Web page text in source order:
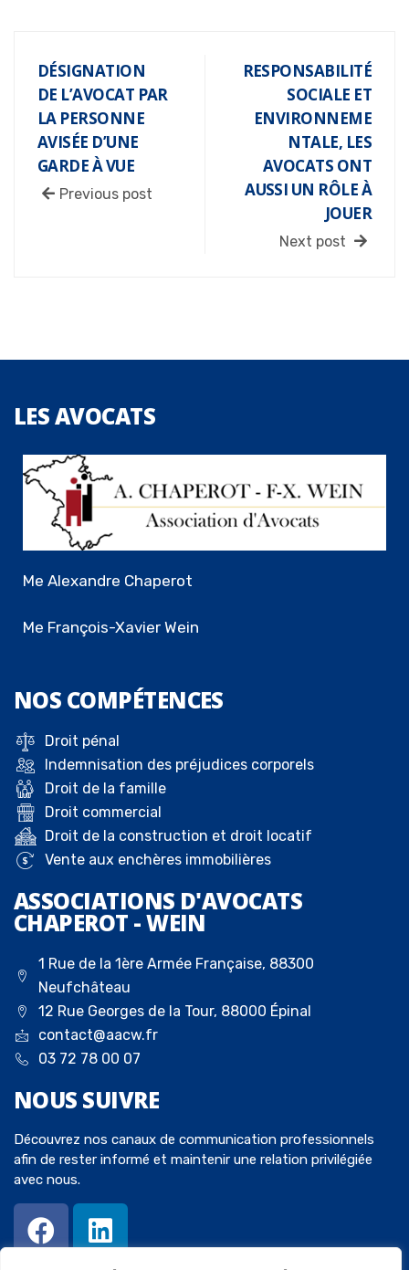
DÉSIGNATION
DE L’AVOCAT PAR
LA PERSONNE
AVISÉE D’UNE
GARDE À VUE
Previous post
RESPONSABILITÉ
SOCIALE ET
ENVIRONNEME
NTALE, LES
AVOCATS ONT
AUSSI UN RÔLE À
JOUER
Next post
LESAVOCATS
Me Alexandre Chaperot
Me François-Xavier Wein
NOS COMPÉTENCES
Droit pénal
Indemnisation des préjudices corporels
Droit de la famille
Droit commercial
Droit de la construction et droit locatif
Vente aux enchères immobilières
ASSOCIATIONS D'AVOCATS
CHAPEROT - WEIN
1 Rue de la 1ère Armée Française, 88300
Neufchâteau
12 Rue Georges de la Tour, 88000 Épinal
contact@aacw.fr
03 72 78 00 07
NOUS SUIVRE
Découvrez nos canaux de communication professionnels
afin de rester informé et maintenir une relation privilégiée
avec nous.